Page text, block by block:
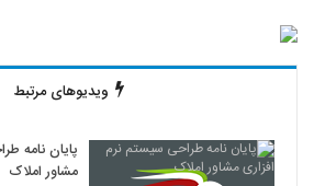
ویدیوهای مرتبط
پایان نامه
مشاور املاک